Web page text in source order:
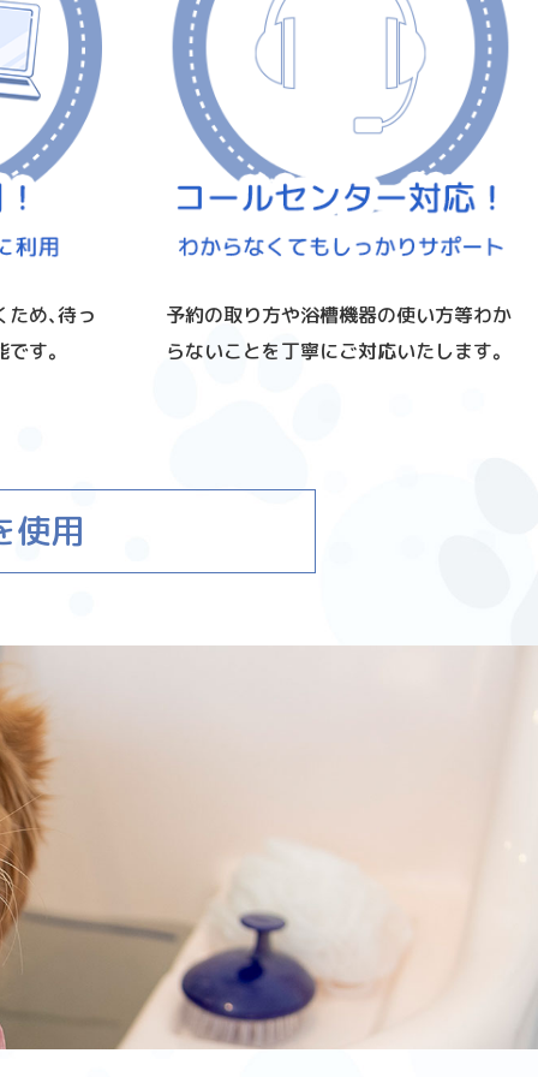
め、待っ
す。
予約の取り方や浴槽機器の使い方等わか
らないことを丁寧にご対応いたします。
使用